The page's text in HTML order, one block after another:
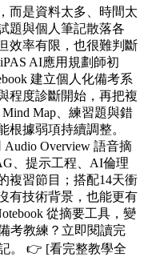
而是資料太多、時間太
題與個人筆記散落各
效率有限，也很難判斷
AI應用規劃師初
建立個人化備考系
程度診斷開始，再把複
Map、練習題與錯
根據弱項持續調整。
Overview 語音摘
、提示工程、AI倫理
複習節目；搭配14天衝
有技術背景，也能更有
從摘要工具，變
考教練？立即閱讀完
。 👉 [看完整教學全